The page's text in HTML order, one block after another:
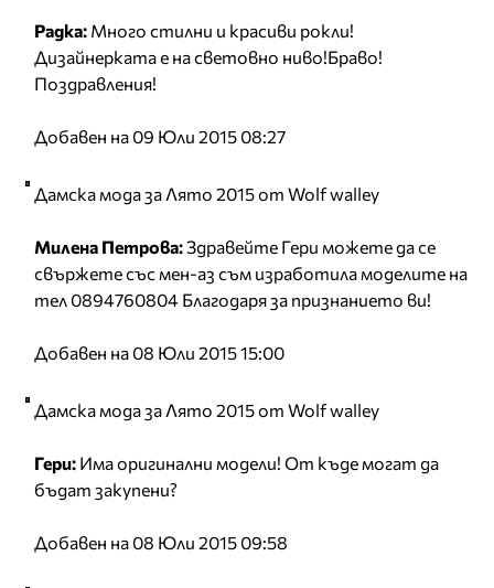
Радка: Много стилни и красиви рокли!
Дизайнерката е на световно ниво!Браво!
Поздравления!
Добавен на 09 Юли 2015 08:27
Дамска мода за Лято 2015 от Wolf walley
Милена Петрова:Здравейте Гери можете да се
свържете със мен-аз съм изработила моделите на
тел 0894760804 Благодаря за признанието ви!
Добавен на 08 Юли 2015 15:00
Дамска мода за Лято 2015 от Wolf walley
Гери: Има оригинални модели! От къде могат да
бъдат закупени?
Добавен на 08 Юли 2015 09:58